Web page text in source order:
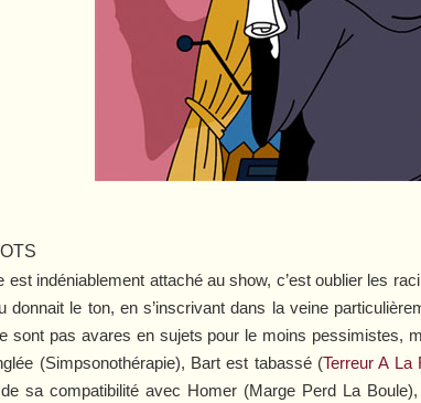
est indéniablement attaché aushow, c’est oublier les
donnait le ton, en s’inscrivant dans la veine
sont pas avares en sujets pour le moins pessimistes,
(Simpsonothérapie), Bart est tabassé (Terreur A La
sa compatibilité avec Homer (Marge Perd La Boule),